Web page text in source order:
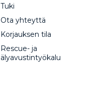
Tuki
Ota yhteyttä
Korjauksen tila
Rescue- ja
älyavustintyökalu